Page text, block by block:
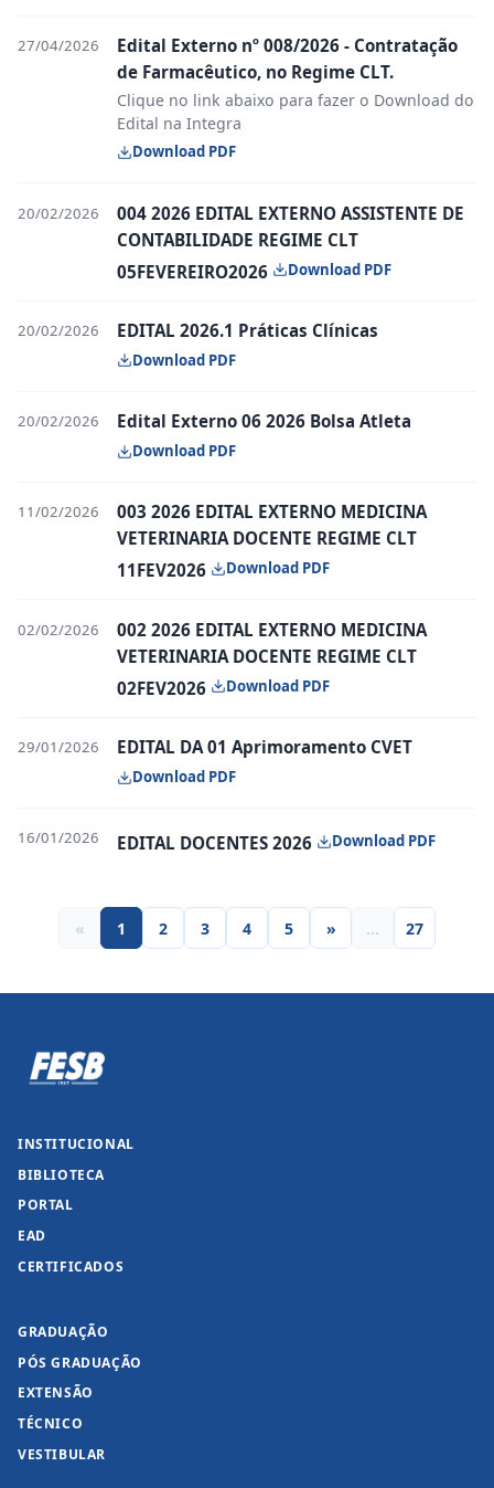
27/04/2026
Edital Externo nº 008/2026 - Contratação
de Farmacêutico, no Regime CLT.
Clique no link abaixo para fazer o Download do
Edital na Integra
Download PDF
20/02/2026
004 2026 EDITAL EXTERNO ASSISTENTE DE
CONTABILIDADE REGIME CLT
05FEVEREIRO2026
Download PDF
20/02/2026 EDITAL 2026.1 Práticas Clínicas
Download PDF
20/02/2026 Edital Externo 06 2026 Bolsa Atleta
Download PDF
11/02/2026
003 2026 EDITAL EXTERNO MEDICINA
VETERINARIA DOCENTE REGIME CLT
11FEV2026
Download PDF
02/02/2026
002 2026 EDITAL EXTERNO MEDICINA
VETERINARIA DOCENTE REGIME CLT
02FEV2026
Download PDF
29/01/2026 EDITAL DA 01 Aprimoramento CVET
Download PDF
16/01/2026 EDITAL DOCENTES 2026 Download PDF
« 1 2 3 4 5 » … 27
INSTITUCIONAL
BIBLIOTECA
PORTAL
EAD
CERTIFICADOS
GRADUAÇÃO
PÓS GRADUAÇÃO
EXTENSÃO
TÉCNICO
VESTIBULAR